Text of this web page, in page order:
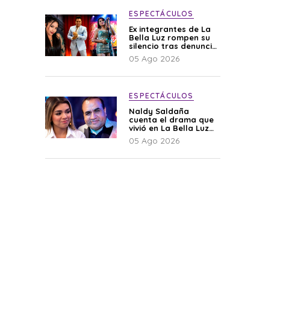
ESPECTÁCULOS
Ex integrantes de La
Bella Luz rompen su
silencio tras denuncia
de Naldy: “Todo el
mundo lo sabía”
05 Ago 2026
ESPECTÁCULOS
Naldy Saldaña
cuenta el drama que
vivió en La Bella Luz
tras denuncia al
director musical: “No
05 Ago 2026